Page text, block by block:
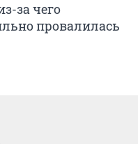
за чего
провалилась